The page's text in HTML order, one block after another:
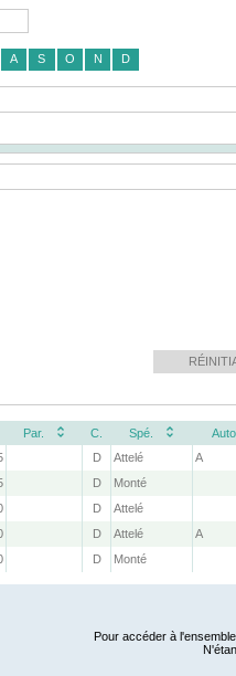
A S O N D
Par. C. Spé. Auto.
D Attelé A
D Monté
D Attelé
D Attelé A
D Monté
Pour accéder à